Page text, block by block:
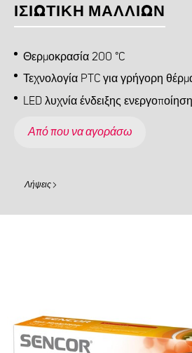
ΙΣΙΩΤΙΚΉ ΜΑΛΛΙΏΝ
Θερμοκρασία 200 °C
Τεχνολογία PTC για γρήγορη
LED λυχνία ένδειξης
Από που να αγοράσω
Λήψεις